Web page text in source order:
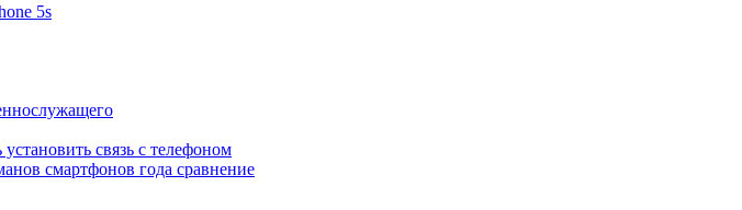
5s
связь с телефоном
смартфонов года сравнение